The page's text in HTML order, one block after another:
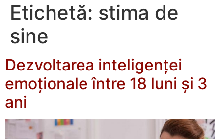
Etichetă: stima de
sine
Dezvoltarea inteligenței
emoționale între 18 luni și 3
ani